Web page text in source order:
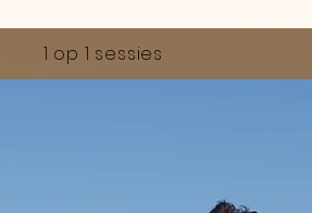
1 op 1 sessies